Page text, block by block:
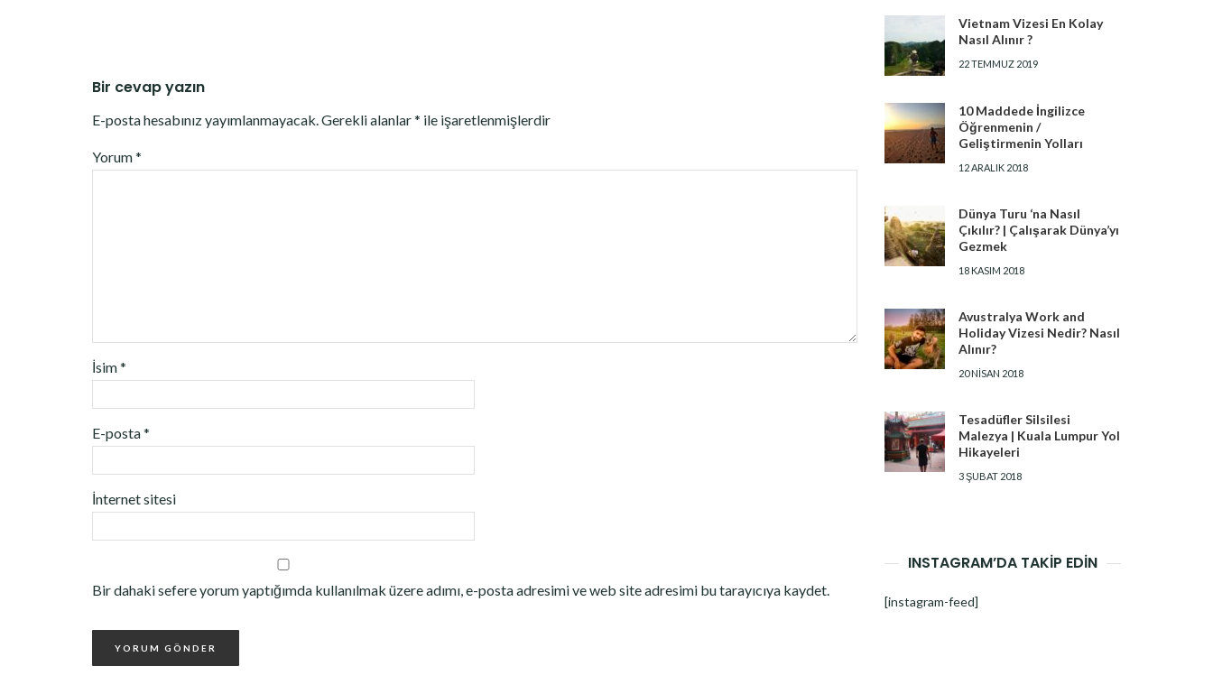
Bir cevap yazın
E-posta hesabınız yayımlanmayacak.Gerekli alanlar* ile işaretlenmişlerdir
Yorum*
İsim*
E-posta*
İnternet sitesi
Bir dahaki sefere yorum yaptığımda kullanılmak üzere adımı, e-posta adresimi ve web site adresimi bu tarayıcıya kaydet.
Vietnam Vizesi En Kolay
Nasıl Alınır ?
22 TEMMUZ 2019
10 Maddede İngilizce
Öğrenmenin /
Geliştirmenin Yolları
12 ARALIK 2018
Dünya Turu ‘na Nasıl
Çıkılır? | Çalışarak Dünya’yı
Gezmek
18 KASIM 2018
Avustralya Work and
Holiday Vizesi Nedir? Nasıl
Alınır?
20 NISAN 2018
Tesadüfler Silsilesi
Malezya | Kuala Lumpur Yol
Hikayeleri
3 ŞUBAT 2018
INSTAGRAM’DA TAKİP EDİN
[instagram-feed]